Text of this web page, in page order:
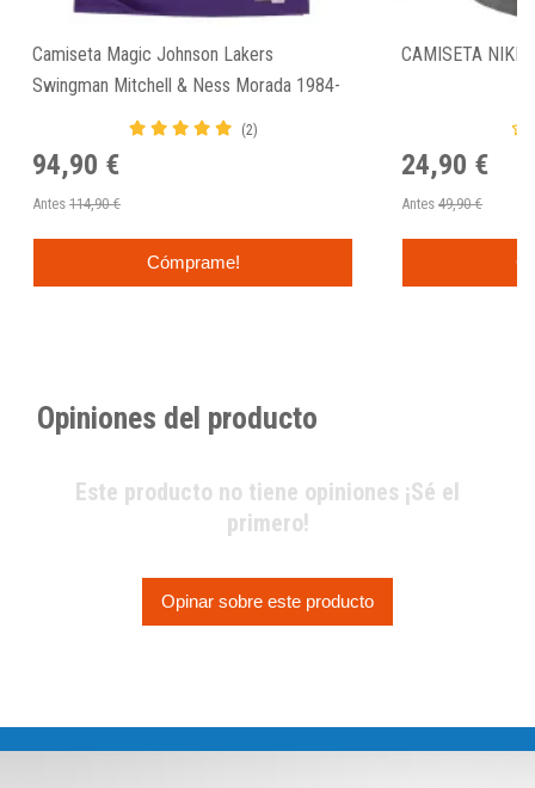
Camiseta Magic Johnson Lakers
Swingman Mitchell & Ness Morada 1984-
(2)
94,90 €
Antes 114,90 €
Cómprame!
CAMISETA NIKE
24,90 €
Antes 49,90 €
Opiniones del producto
Este producto no tiene opiniones ¡Sé el
primero!
Opinar sobre este producto